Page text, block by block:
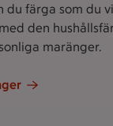
du färga som du
den
maränger.